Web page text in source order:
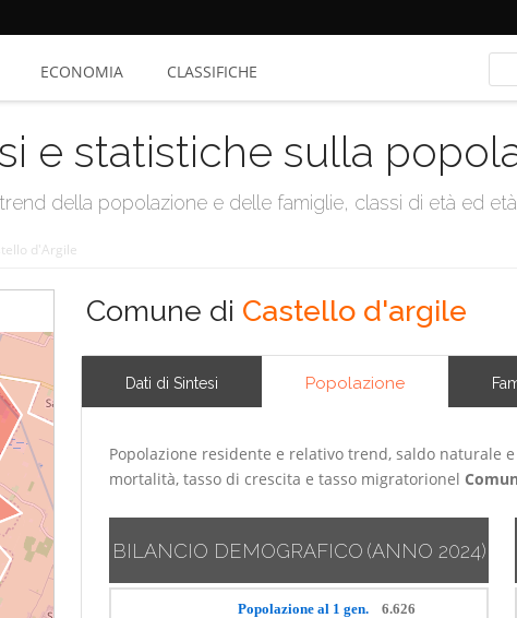
ECONOMIA CLASSIFICHE
e statistiche sulla
della popolazione e delle famiglie, classi di età ed
d'Argile
Comune di Castello d'argile
Dati di Sintesi Popolazione
Popolazione residente e relativo trend, saldo naturale
mortalità, tasso di crescita e tasso migratorionel
BILANCIO DEMOGRAFICO (ANNO 2024)
Popolazione al 1 gen. 6.626